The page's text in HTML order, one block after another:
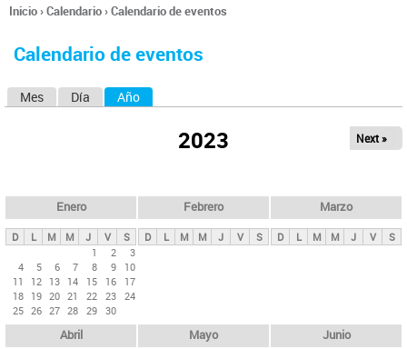
d
Se
usted
Inicio›Calendario›Calendario de eventos
Calendario de eventos
s
p
n
Mes Día Año
2023 Next »
Enero
D L M M J V
S
1
2
3
4
5 6 7 8 9
10
11
12 13 14 15 16
17
18 19 20 21 22 23 24
25 26 27 28 29 30
Febrero
D L M M J V S
Marzo
D L M M J V S
Abril Mayo Junio